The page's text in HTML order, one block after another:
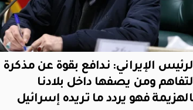
الإيراني: ندافع بقوة عن مذكرة
ومن يصفها داخل بلادنا
فهو يردد ما تريده إسرائيل